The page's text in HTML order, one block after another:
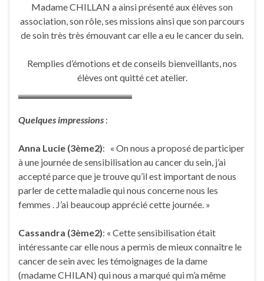
Madame CHILLAN a ainsi présenté aux élèves son
association, son rôle, ses missions ainsi que son parcours
de soin très très émouvant car elle a eu le cancer du sein.
Remplies d’émotions et de conseils bienveillants, nos
élèves ont quitté cet atelier.
Quelques impressions :
Anna Lucie (3ème2): « On nous a proposé de participer
à une journée de sensibilisation au cancer du sein, j’ai
accepté parce que je trouve qu’il est important de nous
parler de cette maladie qui nous concerne nous les
femmes . J’ai beaucoup apprécié cette journée. »
Cassandra (3ème2): « Cette sensibilisation était
intéressante car elle nous a permis de mieux connaître le
cancer de sein avec les témoignages de la dame
(madame CHILAN) qui nous a marqué qui m’a même